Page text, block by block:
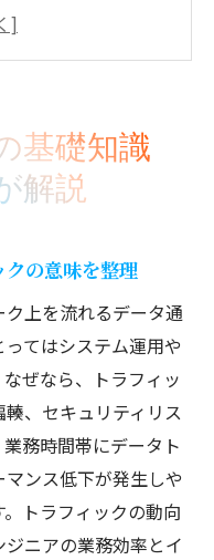
仕組みとITエンジ
ラフィック単位
クの種類と特徴を
捉えるポイント紹
響と対策法
トラフィック増加
システムへの影響
基礎知識
解説
の意味を整理
上を流れるデータ通
てはシステム運用や
ぜなら、トラフィッ
、セキュリティリス
務時間帯にデータト
ンス低下が発生しや
トラフィックの動向
ニアの業務効率とイ